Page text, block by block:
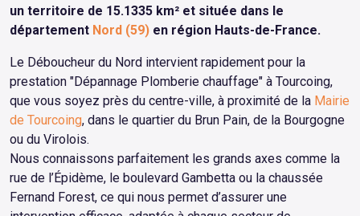
un territoire de 15.1335 km² et située dans le
département Nord (59) en région Hauts-de-France.
Le Déboucheur du Nord intervient rapidement pour la
prestation "Dépannage Plomberie chauffage" à Tourcoing,
que vous soyez près du centre-ville, à proximité de la Mairie
de Tourcoing, dans le quartier du Brun Pain, de la Bourgogne
ou du Virolois.
Nous connaissons parfaitement les grands axes comme la
rue de l’Épidème, le boulevard Gambetta ou la chaussée
Fernand Forest, ce qui nous permet d’assurer une